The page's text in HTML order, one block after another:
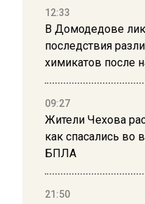
12:33
В Домодедове
последствия
химикатов после
09:27
Жители Чехова
как спасались во
БПЛА
21:50